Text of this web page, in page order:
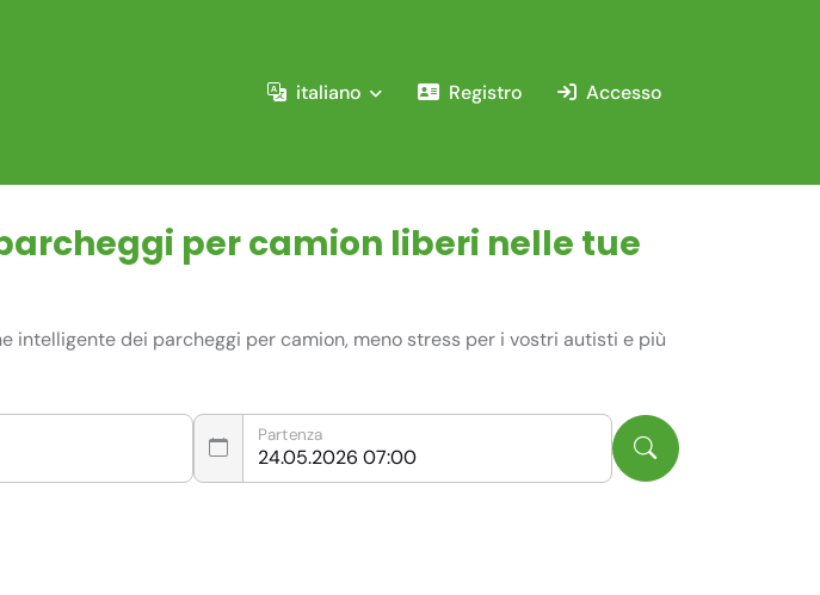
italiano Registro Accesso
per camion liberi nelle tue
intelligente dei parcheggi per camion, meno stress per i vostri autisti e più
Partenza